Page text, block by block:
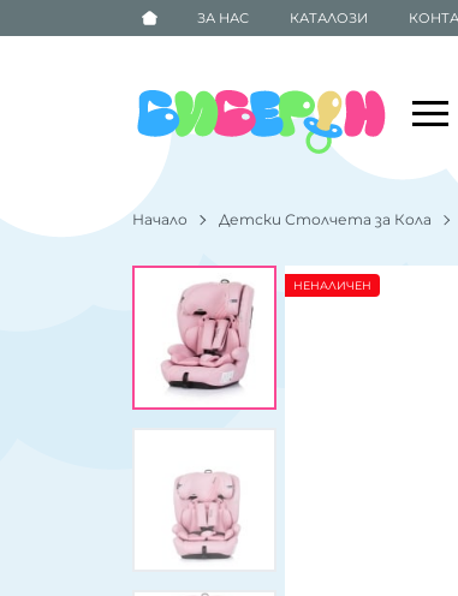
ЗА НАС КАТАЛОЗИ
Начало Детски Столчета за Кола
НЕНАЛИЧЕН